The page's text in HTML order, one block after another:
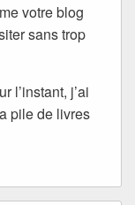
votre blog
sans trop
l’instant, j’ai
pile de livres